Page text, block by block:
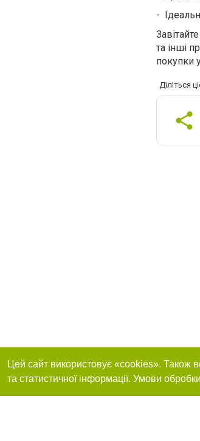
-
та інші
покупки
Діліться
Цей сайт використовує «cookies». Також
та статистичної інформації. Умови